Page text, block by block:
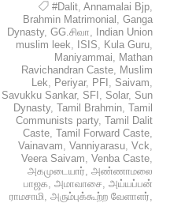
#Dalit, Annamalai Bjp,
Brahmin Matrimonial , Ganga
Dynasty, GG.சிவா,
Indian Union
muslim leek, ISIS, Kula Guru,
Maniyammai, Mathan
Ravichandran Caste, Muslim
Lek, Periyar, PFI , Saivam,
Savukku Sankar, SFI , Solar, Sun
Dynasty, Tamil Brahmin, Tamil
Communists party, Tamil Dalit
Caste, Tamil Forward Caste,
Vainavam, Vanniyarasu, Vck,
Veera Saivam, Venba Caste,
அகமுடையார், அண்ணாமலை
பாஜக, அமாவாசை, அய்யப்பன்
ராமசாமி, அரும்புக்கூற்ற வேளாளர்,